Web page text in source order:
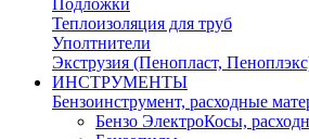
Подложки
Теплоизоляция для труб
Уполтнители
Экструзия (Пенопласт,
ИНСТРУМЕНТЫ
Бензоинструмент, расходные
Бензо ЭлектроКосы,